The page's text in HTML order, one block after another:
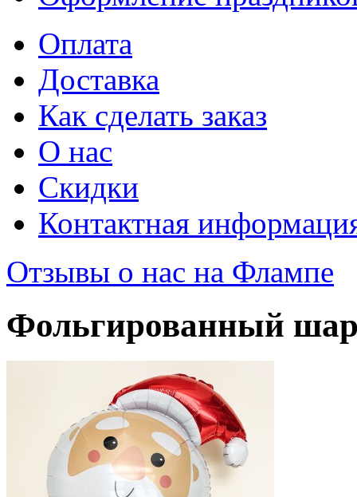
Оплата
Доставка
Как сделать заказ
О нас
Скидки
Контактная
Отзывы о нас на Флампе
Фольгированный